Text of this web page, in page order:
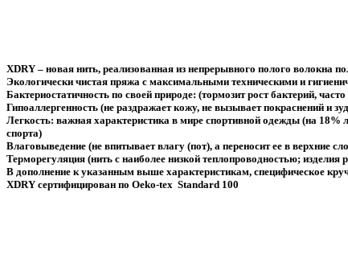
XDRY – новая нить, реализованная из непрерывного полого волокна
Экологически чистая пряжа с максимальными техническими и
Бактериостатичность по своей природе: (тормозит рост бактерий,
Гипоаллергенность (не раздражает кожу, не вызывает покраснений и
Легкость: важная характеристика в мире спортивной одежды (на 18%
спорта)
Влаговыведение (не впитывает влагу (пот), а переносит ее в верхние
Терморегуляция (нить с наиболее низкой теплопроводностью;
В дополнение к указанным выше характеристикам, специфическое
XDRY сертифицирован по Oeko-tex Standard 100